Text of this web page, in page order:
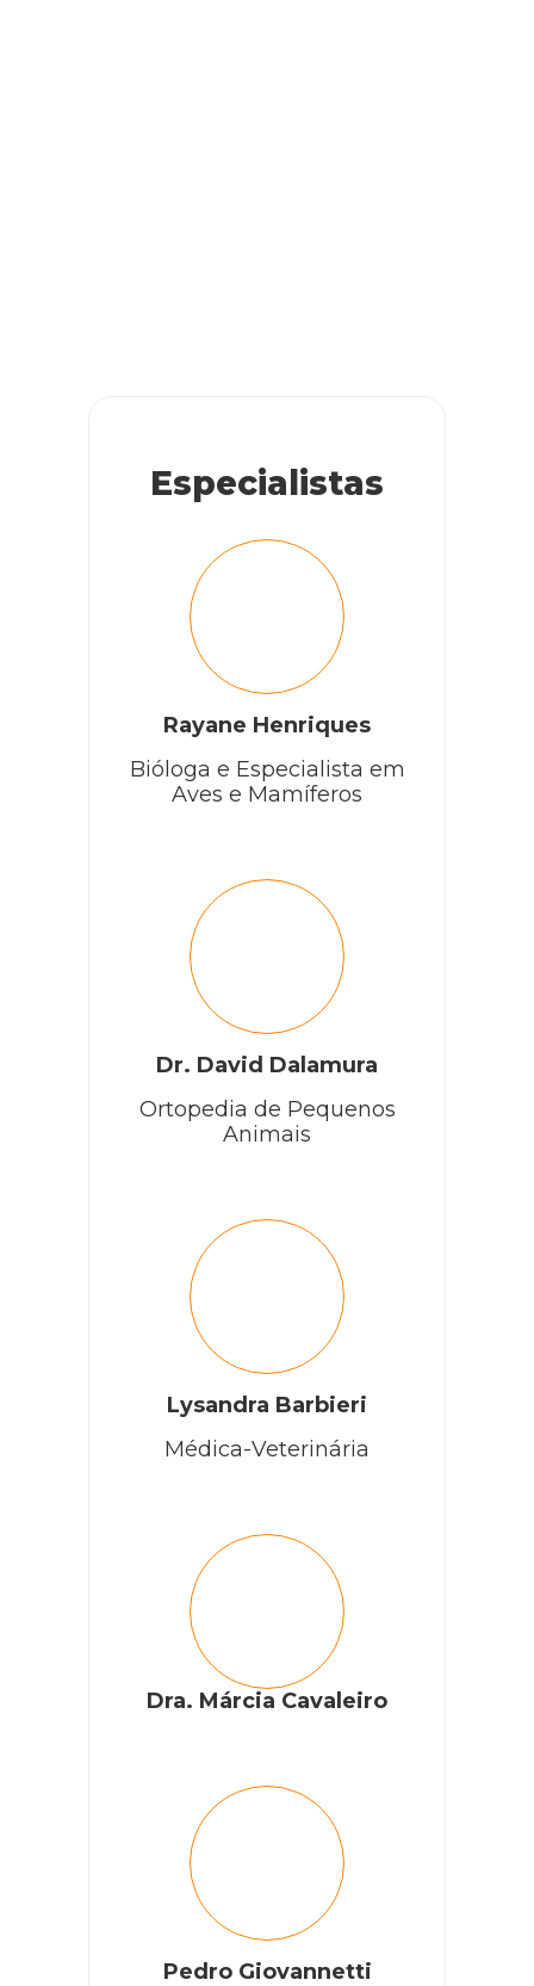
Especialistas
Rayane Henriques
Bióloga e Especialista em
Aves e Mamíferos
Dr. David Dalamura
Ortopedia de Pequenos
Animais
Lysandra Barbieri
Médica-Veterinária
Dra. Márcia Cavaleiro
Pedro Giovannetti